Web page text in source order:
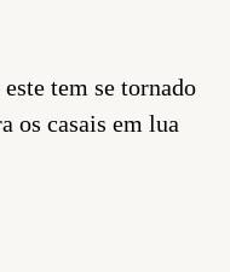
tem se tornado
os casais em lua